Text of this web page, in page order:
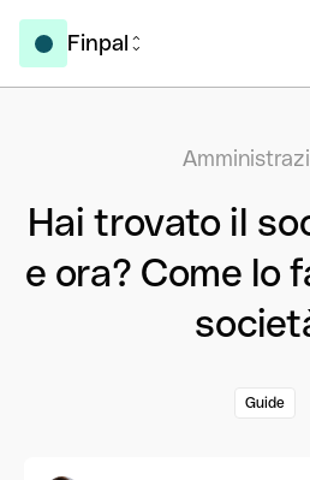
Finpal
Hai trovato il
e ora? Come lo
Guide